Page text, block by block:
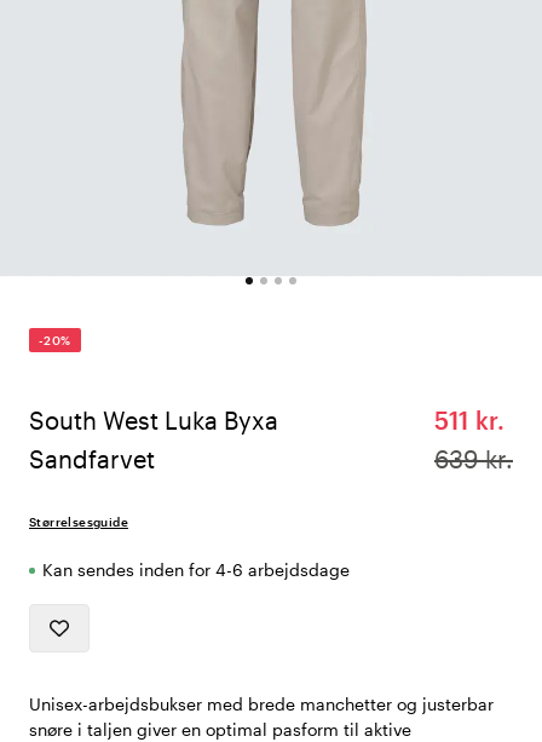
-20%
South West Luka Byxa
Sandfarvet
511 kr.
639 kr.
Størrelsesguide
Kan sendes inden for 4-6 arbejdsdage
Unisex-arbejdsbukser med brede manchetter og justerbar
snøre i taljen giver en optimal pasform til aktive